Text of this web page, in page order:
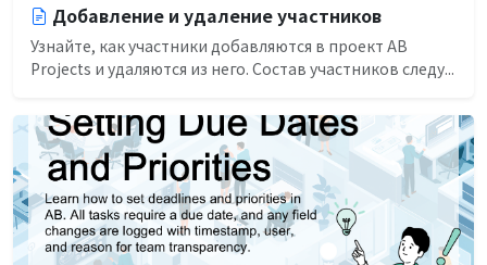
Добавление и удаление участников
Узнайте, как участники добавляются в проект AB
Projects и удаляются из него. Состав участников следу...